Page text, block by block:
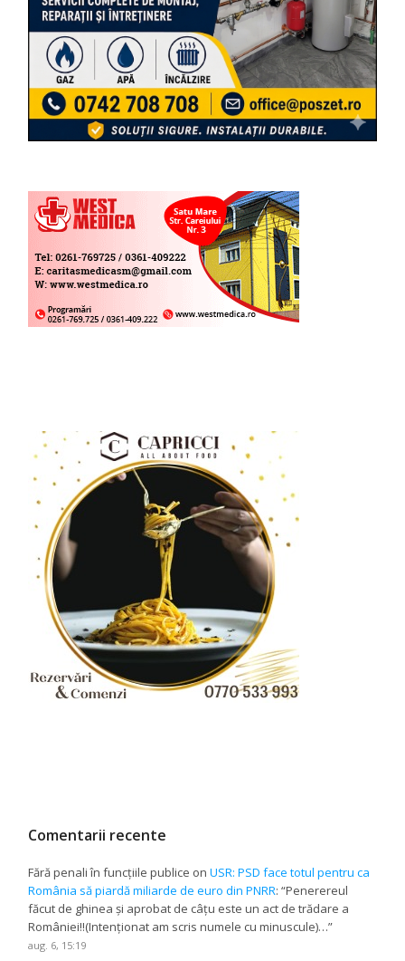
Comentarii recente
Fără penali în funcțiile publice onUSR: PSD face totul pentru ca
România să piardă miliarde de euro din PNRR: “Penerereul
făcut de ghinea și aprobat de câțu este un act de trădare a
României!!(Intenționat am scris numele cu minuscule)…”
aug. 6, 15:19